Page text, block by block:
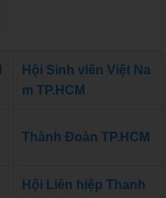
Hội Sinh viên Việt Na
m TP.HCM
Thành Đoàn TP.HCM
Hội Liên hiệp Thanh